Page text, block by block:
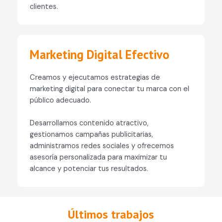
clientes.
Marketing Digital Efectivo
Creamos y ejecutamos estrategias de
marketing digital para conectar tu marca con el
público adecuado.
Desarrollamos contenido atractivo,
gestionamos campañas publicitarias,
administramos redes sociales y ofrecemos
asesoría personalizada para maximizar tu
alcance y potenciar tus resultados.
Últimos trabajos